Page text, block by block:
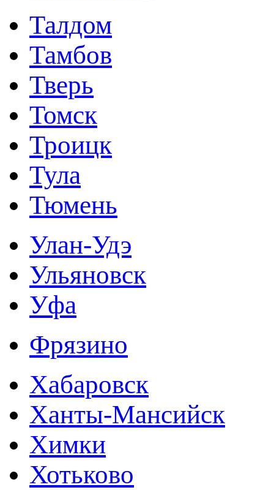
Талдом
Тамбов
Тверь
Томск
Троицк
Тула
Тюмень
Улан-Удэ
Ульяновск
Уфа
Фрязино
Хабаровск
Ханты-Мансийск
Химки
Хотьково